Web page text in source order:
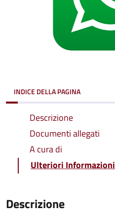
INDICE DELLA PAGINA
Descrizione
Documenti allegati
A cura di
Ulteriori Informazioni
Descrizione